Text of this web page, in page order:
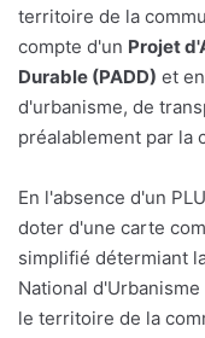
territoire de la
compte d'un Projet
Durable (PADD) et
d'urbanisme, de
préalablement par la
En l'absence d'un
doter d'une carte
simplifié détermiant
National
le territoire de la